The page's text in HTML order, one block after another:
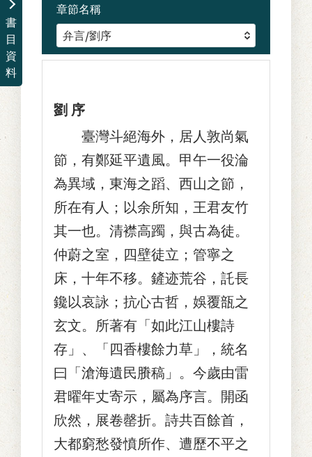
書
目
資
料
章節名稱
劉 序
臺灣斗絕海外，居人敦尚氣
節，有鄭延平遺風。甲午一役淪
為異域，東海之蹈、西山之節，
所在有人；以余所知，王君友竹
其一也。清襟高躅，與古為徒。
仲蔚之室，四壁徒立；管寧之
床，十年不移。鏟迹荒谷，託長
鑱以哀詠；抗心古哲，娛覆瓿之
玄文。所著有「如此江山樓詩
存」、「四香樓餘力草」，統名
曰「滄海遺民賸稿」。今歲由雷
君曜年丈寄示，屬為序言。開函
欣然，展卷罄折。詩共百餘首，
大都窮愁發憤所作、遭歷不平之